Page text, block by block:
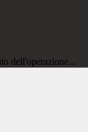
dell'operazione...